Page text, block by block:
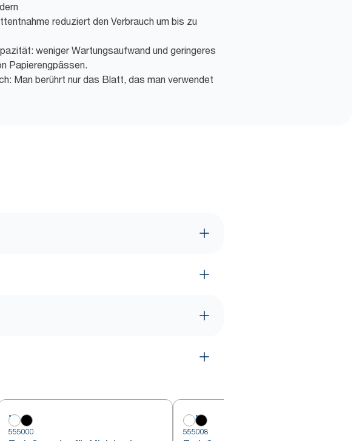
reduziert den Verbrauch um bis zu
weniger Wartungsaufwand und geringeres
Papierengpässen.
Man berührt nur das Blatt, das man verwendet
555000 555008